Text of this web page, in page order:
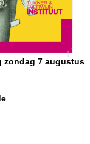
zondag 7 augustus